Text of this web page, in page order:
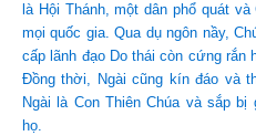
là Hội Thánh, một dân phổ quát
mọi quốc gia. Qua dụ ngôn nầy,
cấp lãnh đạo Do thái còn cứng rắn
Đồng thời, Ngài cũng kín đáo và
Ngài là Con Thiên Chúa và sắp
họ.